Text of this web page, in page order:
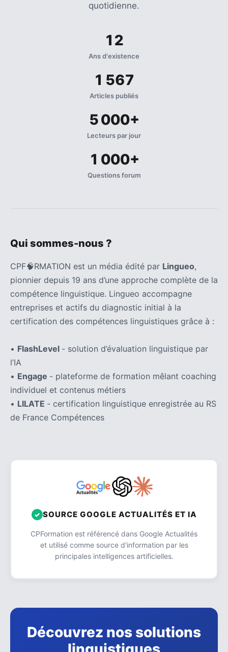
quotidienne.
12
Ans d'existence
1 567
Articles publiés
5 000+
Lecteurs par jour
1 000+
Questions forum
Qui sommes-nous ?
CPF🧠RMATION est un média édité par Lingueo,
pionnier depuis 19 ans d’une approche complète de la
compétence linguistique. Lingueo accompagne
entreprises et actifs du diagnostic initial à la
certification des compétences linguistiques grâce à :
• FlashLevel - solution d’évaluation linguistique par
l’IA
• Engage - plateforme de formation mêlant coaching
individuel et contenus métiers
• LILATE - certification linguistique enregistrée au RS
de France Compétences
SOURCE GOOGLE ACTUALITÉS ET IA
CPFormation est référencé dans Google Actualités
et utilisé comme source d'information par les
principales intelligences artificielles.
Découvrez nos solutions